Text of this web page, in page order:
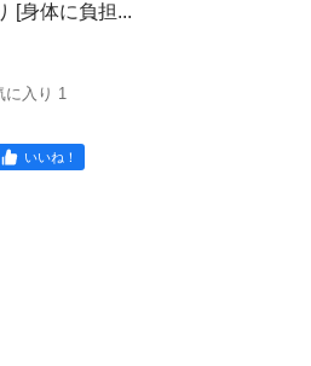
[身体に負担...
に入り 1
いいね！